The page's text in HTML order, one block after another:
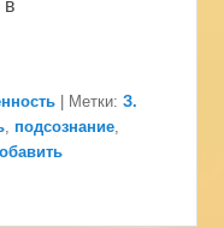
в
Метки: З.
, подсознание,